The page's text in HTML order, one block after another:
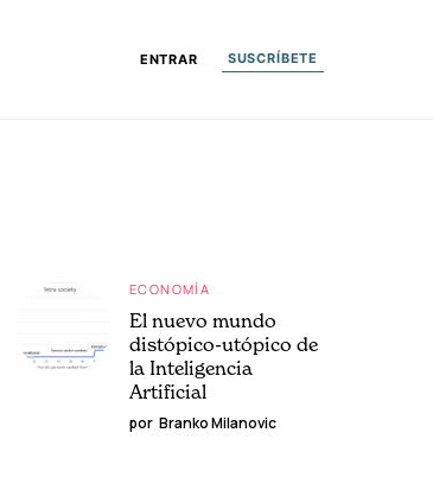
ENTRAR SUSCRÍBETE
ECONOMÍA
El nuevo mundo
distópico-utópico de
la Inteligencia
Artificial
por Branko Milanovic